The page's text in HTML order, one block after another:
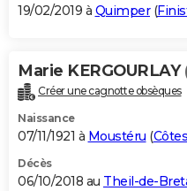
19/02/2019 à Quimper(
Marie KERGOURLAY
Créer une cagnotte obsèques
Naissance
07/11/1921 à Moustéru (
Décès
06/10/2018 au Theil-de-